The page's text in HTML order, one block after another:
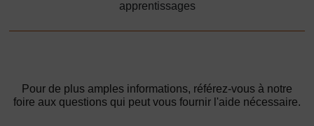
apprentissages
Pour de plus amples informations, référez-vous à notre
foire aux questions qui peut vous fournir l'aide nécessaire.